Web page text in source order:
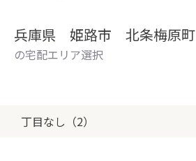
兵庫県 姫路市 北条梅原町
の宅配エリア選択
丁目なし（2）